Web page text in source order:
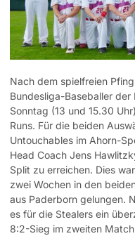
Nach dem spielfreien
Bundesliga-Baseballer
Sonntag (13 und 15.30
Runs. Für die beiden
Untouchables im Ahorn-
Head Coach Jens
Split zu erreichen. Dies
zwei Wochen in den
aus Paderborn gelungen.
es für die Stealers ein
8:2-Sieg im zweiten